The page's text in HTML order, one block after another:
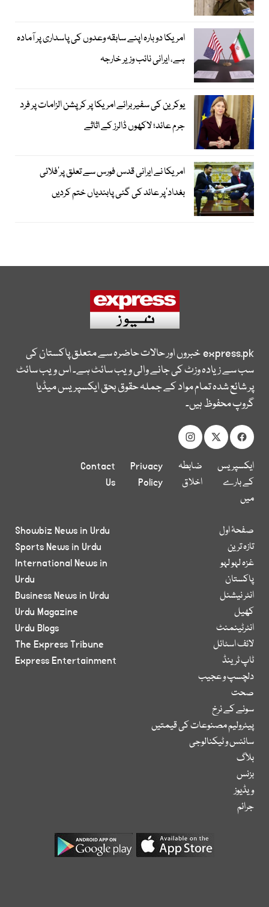
امریکا دوبارہ اپنے سابقہ وعدوں کی پاسداری پر آمادہ
ہے، ایرانی نائب وزیر خارجہ
یوکرین کی سفیر برائے امریکا پر کرپشن الزامات پر فرد
جرم عائد؛ لاکھوں ڈالرز کے اثاثے
امریکا نے ایرانی قدس فورس سے تعلق پر’فلائی
بغداد‘پر عائد کی گئی پابندیاں ختم کردیں
express.pkخبروں اور حالات حاضرہ سے متعلق پاکستان کی
سب سے زیادہ وزٹ کی جانے والی ویب سائٹ ہے۔ اس ویب سائٹ
پر شائع شدہ تمام مواد کے جملہ حقوق بحق ایکسپریس میڈیا
گروپ محفوظ ہیں۔
ایکسپریس
کے بارے
میں
ضابطہ
اخلاق
Privacy
Policy
Contact
Us
صفحۂ اول
تازہ ترین
غزہ لہو لہو
پاکستان
انٹر نیشنل
کھیل
انٹرٹینمنٹ
لائف اسٹائل
ٹاپ ٹرینڈ
دلچسپ و عجیب
صحت
سونے کے نرخ
پیٹرولیم مصنوعات کی قیمتیں
سائنس و ٹیکنالوجی
بلاگ
بزنس
ویڈیوز
جرائم
Showbiz News in Urdu
Sports News in Urdu
International News in
Urdu
Business News in Urdu
Urdu Magazine
Urdu Blogs
The Express Tribune
Express Entertainment